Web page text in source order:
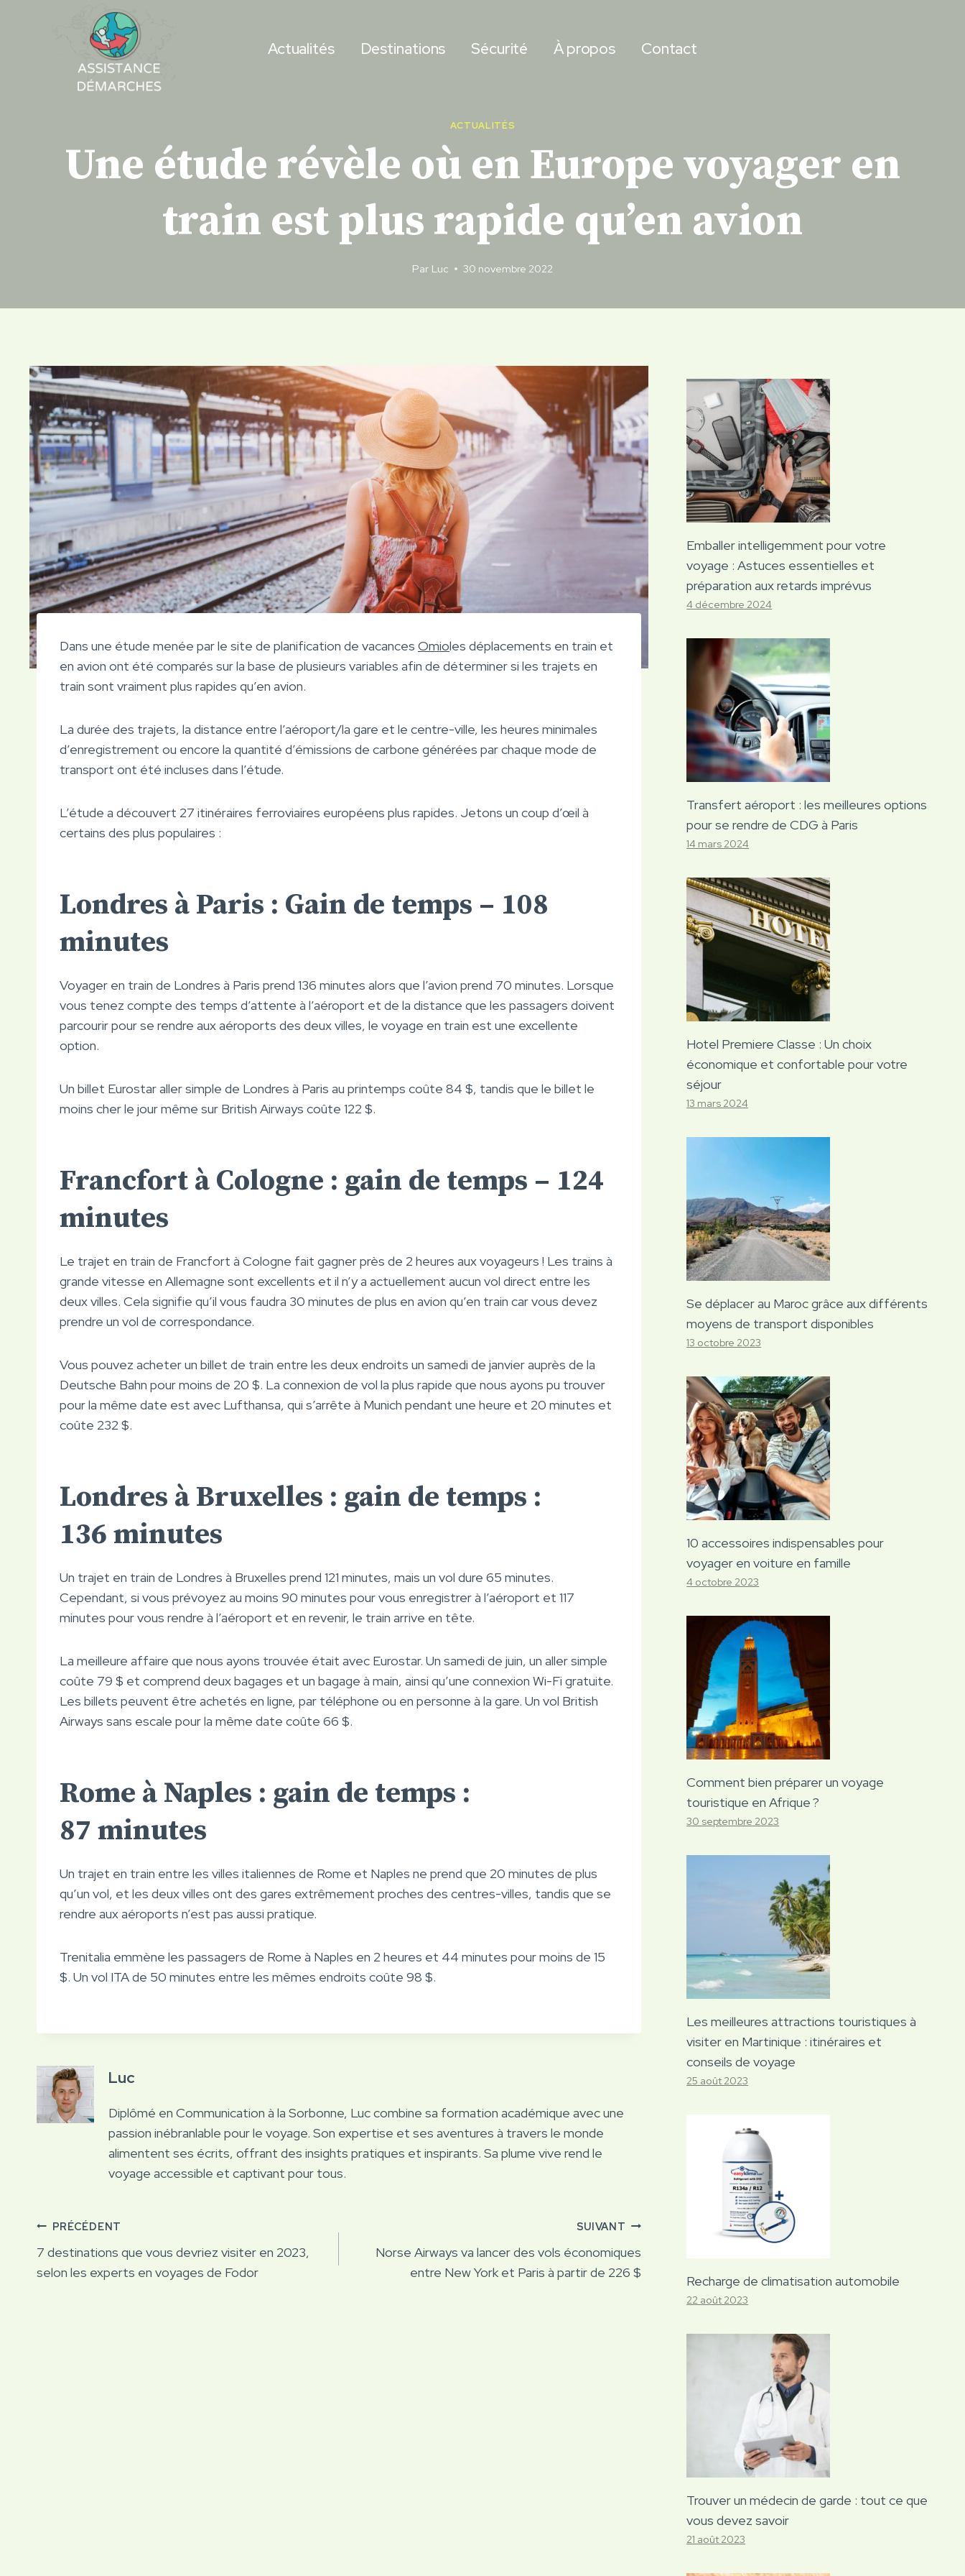
Actualités Destinations Sécurité À propos Contact
ACTUALITÉS
Une étude révèle où en Europe voyager en
train est plus rapide qu’en avion
Par Luc 30 novembre 2022
Dans une étude menée par le site de planification de vacances Omioles déplacements en train et
en avion ont été comparés sur la base de plusieurs variables afin de déterminer si les trajets en
train sont vraiment plus rapides qu’en avion.
La durée des trajets, la distance entre l’aéroport/la gare et le centre-ville, les heures minimales
d’enregistrement ou encore la quantité d’émissions de carbone générées par chaque mode de
transport ont été incluses dans l’étude.
L’étude a découvert 27 itinéraires ferroviaires européens plus rapides. Jetons un coup d’œil à
certains des plus populaires :
Londres à Paris : Gain de temps – 108
minutes
Voyager en train de Londres à Paris prend 136 minutes alors que l’avion prend 70 minutes. Lorsque
vous tenez compte des temps d’attente à l’aéroport et de la distance que les passagers doivent
parcourir pour se rendre aux aéroports des deux villes, le voyage en train est une excellente
option.
Un billet Eurostar aller simple de Londres à Paris au printemps coûte 84 $, tandis que le billet le
moins cher le jour même sur British Airways coûte 122 $.
Francfort à Cologne : gain de temps – 124
minutes
Le trajet en train de Francfort à Cologne fait gagner près de 2 heures aux voyageurs ! Les trains à
grande vitesse en Allemagne sont excellents et il n’y a actuellement aucun vol direct entre les
deux villes. Cela signifie qu’il vous faudra 30 minutes de plus en avion qu’en train car vous devez
prendre un vol de correspondance.
Vous pouvez acheter un billet de train entre les deux endroits un samedi de janvier auprès de la
Deutsche Bahn pour moins de 20 $. La connexion de vol la plus rapide que nous ayons pu trouver
pour la même date est avec Lufthansa, qui s’arrête à Munich pendant une heure et 20 minutes et
coûte 232 $.
Londres à Bruxelles : gain de temps :
136 minutes
Un trajet en train de Londres à Bruxelles prend 121 minutes, mais un vol dure 65 minutes.
Cependant, si vous prévoyez au moins 90 minutes pour vous enregistrer à l’aéroport et 117
minutes pour vous rendre à l’aéroport et en revenir, le train arrive en tête.
La meilleure affaire que nous ayons trouvée était avec Eurostar. Un samedi de juin, un aller simple
coûte 79 $ et comprend deux bagages et un bagage à main, ainsi qu’une connexion Wi-Fi gratuite.
Les billets peuvent être achetés en ligne, par téléphone ou en personne à la gare. Un vol British
Airways sans escale pour la même date coûte 66 $.
Rome à Naples : gain de temps :
87 minutes
Un trajet en train entre les villes italiennes de Rome et Naples ne prend que 20 minutes de plus
qu’un vol, et les deux villes ont des gares extrêmement proches des centres-villes, tandis que se
rendre aux aéroports n’est pas aussi pratique.
Trenitalia emmène les passagers de Rome à Naples en 2 heures et 44 minutes pour moins de 15
$. Un vol ITA de 50 minutes entre les mêmes endroits coûte 98 $.
Luc
Diplômé en Communication à la Sorbonne, Luc combine sa formation académique avec une
passion inébranlable pour le voyage. Son expertise et ses aventures à travers le monde
alimentent ses écrits, offrant des insights pratiques et inspirants. Sa plume vive rend le
voyage accessible et captivant pour tous.
Navigation
de
PRÉCÉDENT
7 destinations que vous devriez visiter en 2023,
selon les experts en voyages de Fodor
SUIVANT
Norse Airways va lancer des vols économiques
entre New York et Paris à partir de 226 $
Emballer intelligemment pour votre
voyage : Astuces essentielles et
préparation aux retards imprévus
4 décembre 2024
Transfert aéroport : les meilleures options
pour se rendre de CDG à Paris
14 mars 2024
Hotel Premiere Classe : Un choix
économique et confortable pour votre
séjour
13 mars 2024
Se déplacer au Maroc grâce aux différents
moyens de transport disponibles
13 octobre 2023
10 accessoires indispensables pour
voyager en voiture en famille
4 octobre 2023
Comment bien préparer un voyage
touristique en Afrique ?
30 septembre 2023
Les meilleures attractions touristiques à
visiter en Martinique : itinéraires et
conseils de voyage
25 août 2023
Recharge de climatisation automobile
22 août 2023
Trouver un médecin de garde : tout ce que
vous devez savoir
21 août 2023